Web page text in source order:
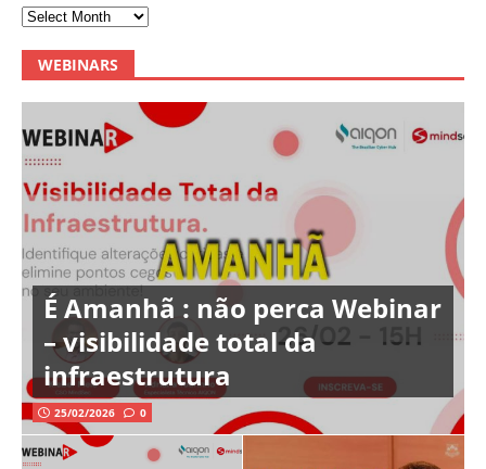
WEBINARS
É Amanhã : não perca Webinar
– visibilidade total da
infraestrutura
25/02/2026 0